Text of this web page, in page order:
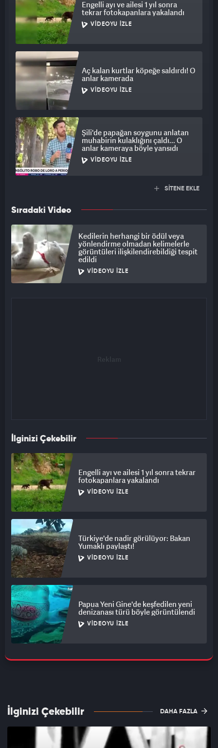
Engelli ayı ve ailesi 1 yıl sonra
tekrar fotokapanlara yakalandı
VIDEOYU İZLE
Aç kalan kurtlar köpeğe saldırdı! O
anlar kamerada
VIDEOYU İZLE
Şili'de papağan soygunu anlatan
muhabirin kulaklığını çaldı... O
anlar kameraya böyle yansıdı
VIDEOYU İZLE
SİTENE EKLE
Sıradaki Video
Kedilerin herhangi bir ödül veya
yönlendirme olmadan kelimelerle
görüntüleri ilişkilendirebildiği tespit
edildi
VIDEOYU İZLE
İlginizi Çekebilir
Engelli ayı ve ailesi 1 yıl sonra tekrar
fotokapanlara yakalandı
VIDEOYU İZLE
Türkiye'de nadir görülüyor: Bakan
Yumaklı paylaştı!
VIDEOYU İZLE
Papua Yeni Gine'de keşfedilen yeni
denizanası türü böyle görüntülendi
VIDEOYU İZLE
İlginizi Çekebilir DAHA FAZLA